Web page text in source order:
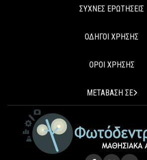
ΣΥΧΝΕΣ ΕΡΩΤΗΣΕΙΣ
ΟΔΗΓΟΙ ΧΡΗΣΗΣ
ΟΡΟΙ ΧΡΗΣΗΣ
ΜΕΤΑΒΑΣΗ ΣΕ